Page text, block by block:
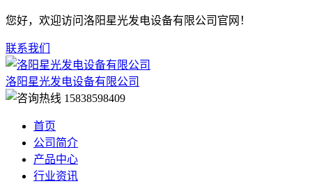
您好，欢迎访问洛阳星光发电设备有限公司官网！
联系我们
洛阳星光发电设备有限公司
15838598409
首页
公司简介
产品中心
行业资讯